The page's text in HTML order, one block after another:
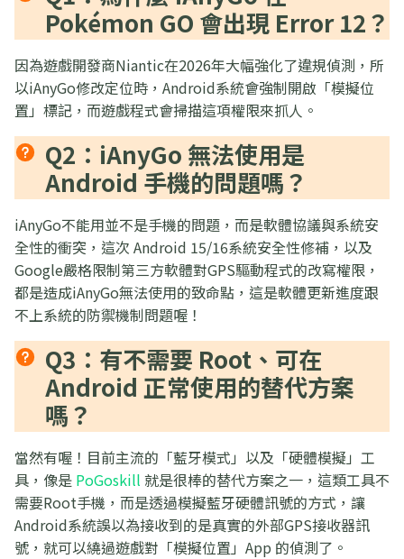
Pokémon GO 會出現 Error 12？
因為遊戲開發商Niantic在2026年大幅強化了違規偵測，所
以iAnyGo修改定位時，Android系統會強制開啟「模擬位
置」標記，而遊戲程式會掃描這項權限來抓人。
Q2：iAnyGo 無法使用是
Android 手機的問題嗎？
iAnyGo不能用並不是手機的問題，而是軟體協議與系統安
全性的衝突，這次 Android 15/16系統安全性修補，以及
Google嚴格限制第三方軟體對GPS驅動程式的改寫權限，
都是造成iAnyGo無法使用的致命點，這是軟體更新進度跟
不上系統的防禦機制問題喔！
Q3：有不需要 Root、可在
Android 正常使用的替代方案
嗎？
當然有喔！目前主流的「藍牙模式」以及「硬體模擬」工
具，像是 PoGoskill 就是很棒的替代方案之一，這類工具不
需要Root手機，而是透過模擬藍牙硬體訊號的方式，讓
Android系統誤以為接收到的是真實的外部GPS接收器訊
號，就可以繞過遊戲對「模擬位置」App 的偵測了。